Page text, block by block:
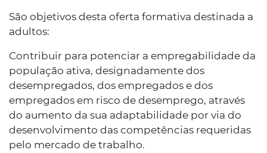
São objetivos desta oferta formativa destinada a
adultos:
Contribuir para potenciar a empregabilidade da
população ativa, designadamente dos
desempregados, dos empregados e dos
empregados em risco de desemprego, através
do aumento da sua adaptabilidade por via do
desenvolvimento das competências requeridas
pelo mercado de trabalho.